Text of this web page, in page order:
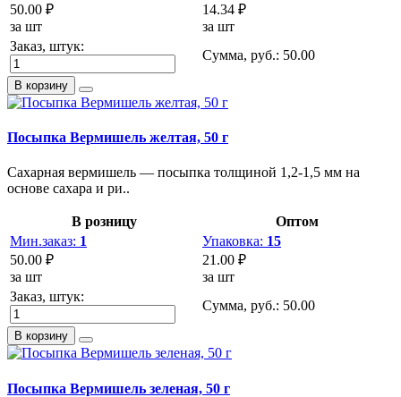
50.00 ₽
за шт
14.34 ₽
за шт
Заказ, штук:
Сумма, руб.: 50.00
В корзину
Посыпка Вермишель желтая, 50 г
Сахарная вермишель — посыпка толщиной 1,2-1,5 мм на
основе сахара и ри..
В розницу
Оптом
Мин.заказ: 1
50.00 ₽
за шт
Упаковка: 15
21.00 ₽
за шт
Заказ, штук:
Сумма, руб.: 50.00
В корзину
Посыпка Вермишель зеленая, 50 г